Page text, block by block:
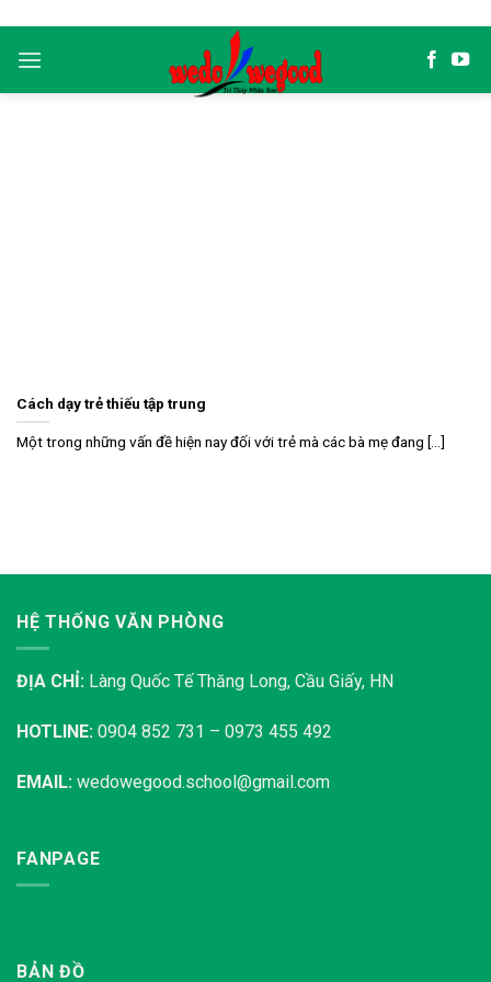
content
Cách dạy trẻ thiếu tập trung
Một trong những vấn đề hiện nay đối với trẻ mà các bà mẹ đang [...]
HỆ THỐNG VĂN PHÒNG
ĐỊA CHỈ: Làng Quốc Tế Thăng Long, Cầu Giấy, HN
HOTLINE: 0904 852 731 – 0973 455 492
EMAIL: wedowegood.school@gmail.com
FANPAGE
BẢN ĐỒ